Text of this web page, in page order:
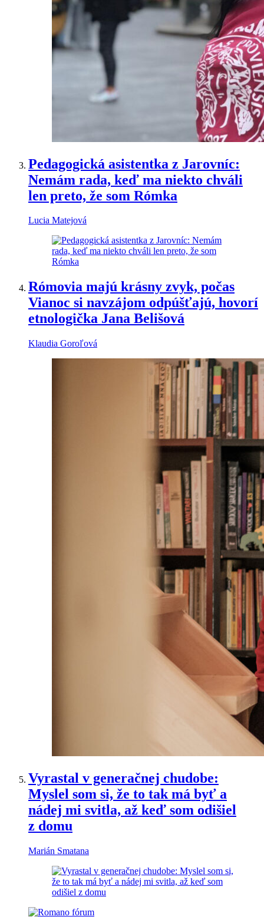
Pedagogická asistentka z Jarovníc:
Nemám rada, keď ma niekto chváli
len preto, že som Rómka
Lucia Matejová
Rómovia majú krásny zvyk, počas
Vianoc si navzájom odpúšťajú, hovorí
etnologička Jana Belišová
Klaudia Goroľová
Vyrastal v generačnej chudobe:
Myslel som si, že to tak má byť a
nádej mi svitla, až keď som odišiel
z domu
Marián Smatana